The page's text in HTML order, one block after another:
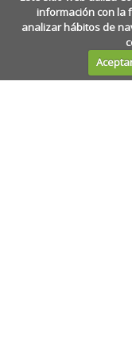
información con la
analizar hábitos de